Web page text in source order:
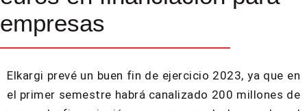
empresas
Elkargi prevé un buen fin de ejercicio 2023, ya que en
el primer semestre habrá canalizado 200 millones de